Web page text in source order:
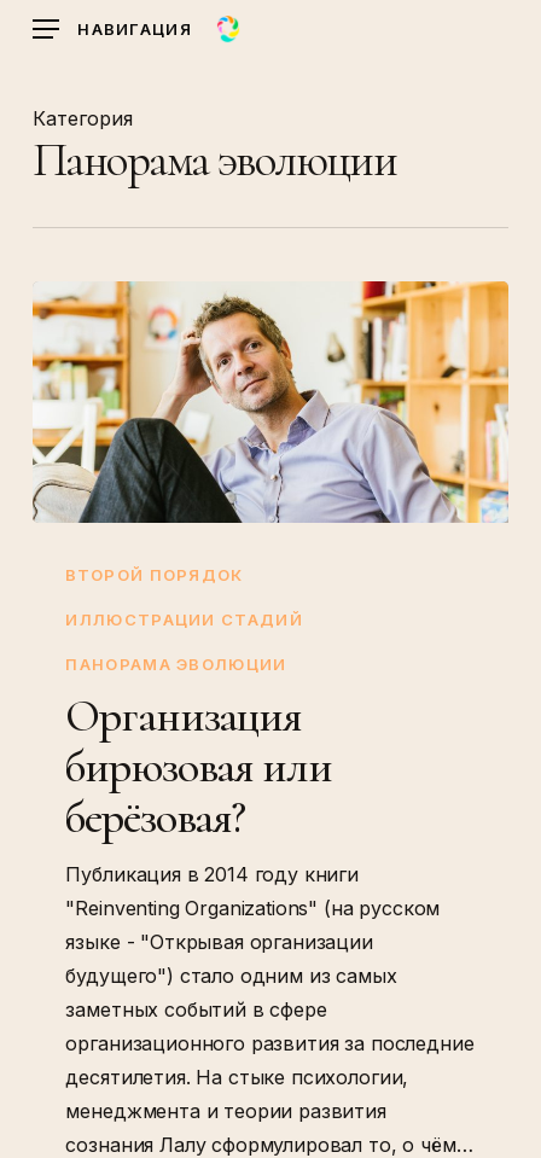
Skip
content
НАВИГАЦИЯ
Категория
Панорама эволюции
бирюзовая
ВТОРОЙ ПОРЯДОК
ИЛЛЮСТРАЦИИ СТАДИЙ
ПАНОРАМА ЭВОЛЮЦИИ
Организация
бирюзовая или
берёзовая?
Публикация в 2014 году книги
"Reinventing Organizations" (на русском
языке - "Открывая организации
будущего") стало одним из самых
заметных событий в сфере
организационного развития за последние
десятилетия. На стыке психологии,
менеджмента и теории развития
сознания Лалу сформулировал то, о чём…